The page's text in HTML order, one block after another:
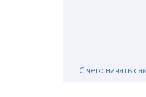
С чего начать